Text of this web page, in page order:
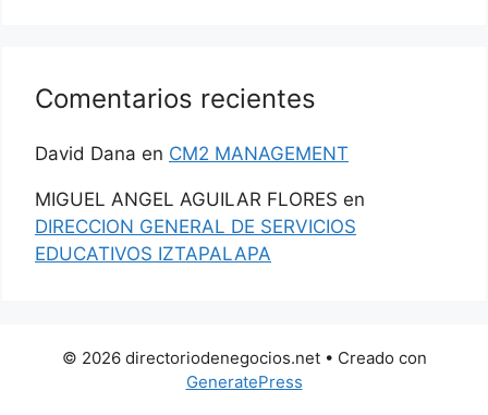
Comentarios recientes
David Dana en CM2 MANAGEMENT
MIGUEL ANGEL AGUILAR FLORES en
DIRECCION GENERAL DE SERVICIOS
EDUCATIVOS IZTAPALAPA
© 2026 directoriodenegocios.net• Creado con
GeneratePress